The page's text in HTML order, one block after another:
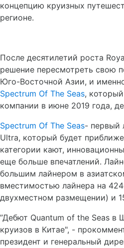
концепцию круизных
регионе.
После десятилетий роста
решение пересмотреть свою
Юго-Восточной Азии, и
Spectrum Of The Seas,
компании в июне 2019 года,
Spectrum Of The Seas- первый
Ultra, который будет
категории кают,
еще больше впечатлений.
большим лайнером в
вместимостью лайнера на
двухместном размещении) и
”Дебют Quantum of the Seas в
круизов в Китае", -
президент и генеральный